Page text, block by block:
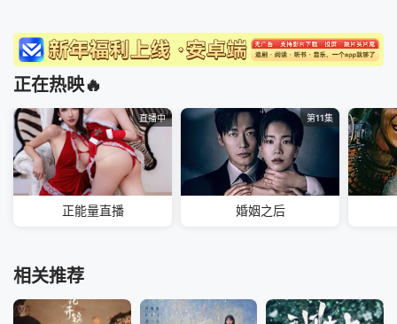
正在热映🔥
直播中
正能量直播
第11集
婚姻之后
相关推荐